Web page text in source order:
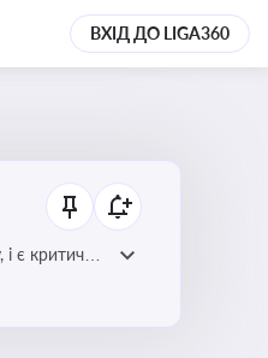
ВХІД ДО LIGA360
є критично